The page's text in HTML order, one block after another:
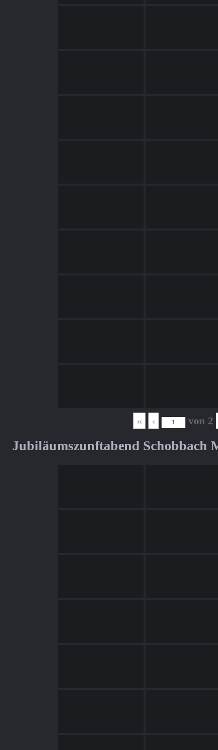
« ‹ von 2
Jubiläumszunftabend Schobbach